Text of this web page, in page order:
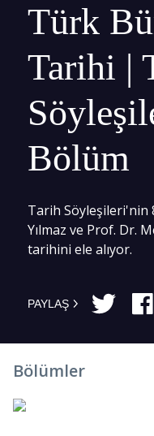
Türk
Tarihi |
Bölüm
Tarih Söyleşileri'nin
Yılmaz ve Prof. Dr.
tarihini ele alıyor.
PAYLAŞ
Bölümler